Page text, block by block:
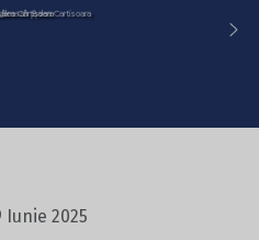
Cârțișoara
Balea Cartisoara
2025